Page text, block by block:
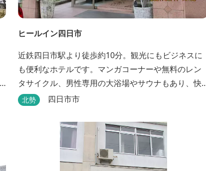
ヒールイン四日市
近鉄四日市駅より徒歩約10分。観光にもビジネスに
も便利なホテルです。マンガコーナーや無料のレン
タサイクル、男性専用の大浴場やサウナもあり、快
適に過ごすことができます。
北勢 四日市市